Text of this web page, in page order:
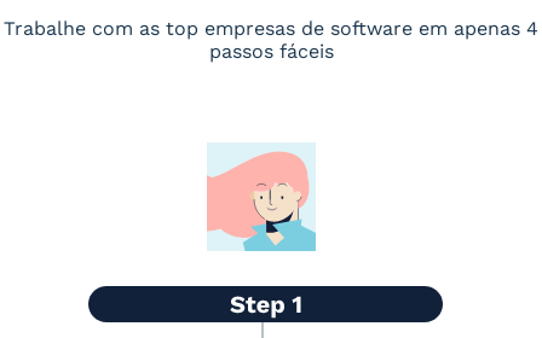
Trabalhe com as top empresas de software em apenas 4
passos fáceis